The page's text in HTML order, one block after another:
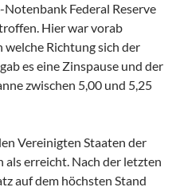
Federal Reserve
Hier war vorab
welche Richtung sich der
es eine Zinspause und der
zwischen 5,00 und 5,25
Vereinigten Staaten der
erreicht. Nach der letzten
auf dem höchsten Stand